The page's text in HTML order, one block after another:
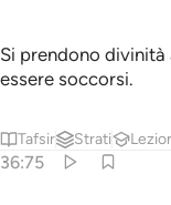
Si prendono divinità
essere soccorsi.
Tafsir Strati
36:75